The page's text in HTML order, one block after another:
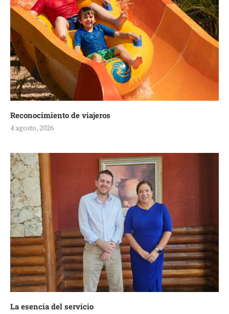
Reconocimiento de viajeros
4 agosto, 2026
La esencia del servicio